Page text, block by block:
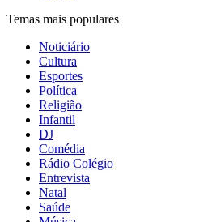
Temas mais populares
Noticiário
Cultura
Esportes
Política
Religião
Infantil
DJ
Comédia
Rádio Colégio
Entrevista
Natal
Saúde